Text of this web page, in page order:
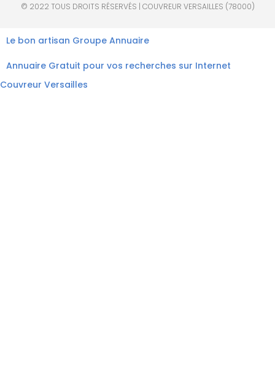
© 2022 TOUS DROITS RÉSERVÉS | COUVREUR VERSAILLES (78000)
Le bon artisan Groupe Annuaire
Annuaire Gratuit pour vos recherches sur Internet
Couvreur Versailles